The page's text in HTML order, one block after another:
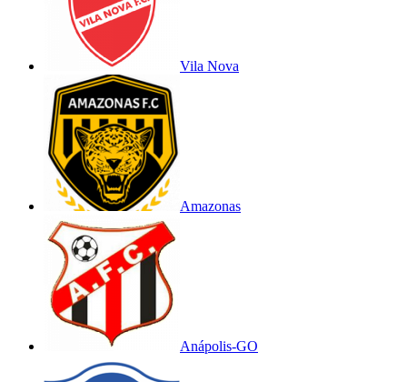
Vila Nova
Amazonas
Anápolis-GO